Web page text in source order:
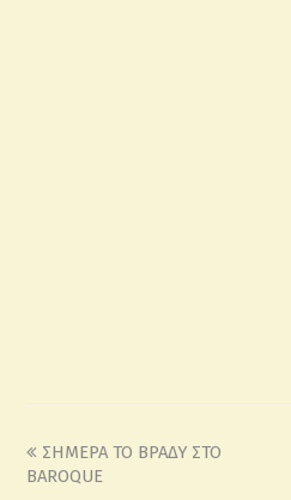
ΣΗΜΕΡΑ ΤΟ ΒΡΑΔΥ ΣΤΟ
BAROQUE